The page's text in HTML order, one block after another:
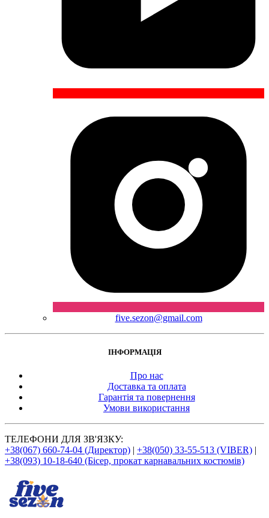
five.sezon@gmail.com
ІНФОРМАЦІЯ
Про нас
Доставка та оплата
Гарантія та повернення
Умови використання
ТЕЛЕФОНИ ДЛЯ ЗВ'ЯЗКУ:
+38(067) 660-74-04 (Директор) | +38(050) 33-55-513 (VIBER) |
+38(093) 10-18-640 (Бісер, прокат карнавальних костюмів)